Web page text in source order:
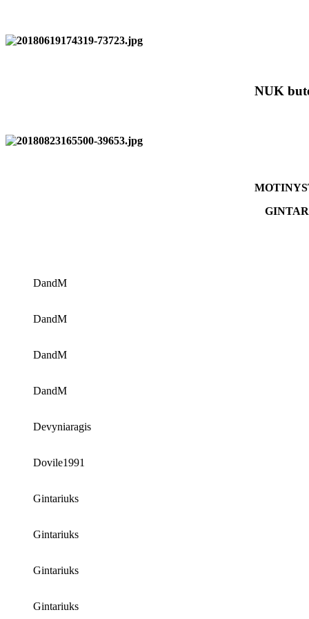
NUK
DandM
DandM
DandM
DandM
Devyniaragis
Dovile1991
Gintariuks
Gintariuks
Gintariuks
Gintariuks